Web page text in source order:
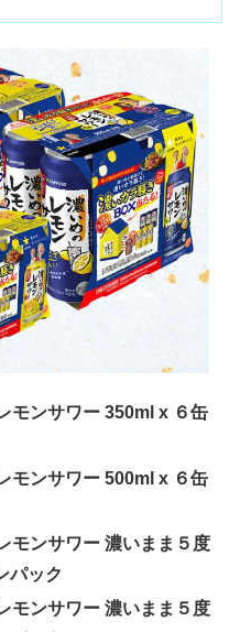
モンサワー 350ml x ６缶
モンサワー 500ml x ６缶
モンサワー 濃いまま５度
パック
モンサワー 濃いまま５度